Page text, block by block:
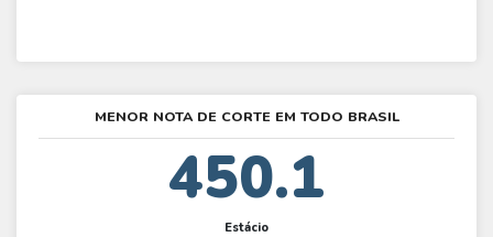
MENOR NOTA DE CORTE EM TODO BRASIL
450.1
Estácio